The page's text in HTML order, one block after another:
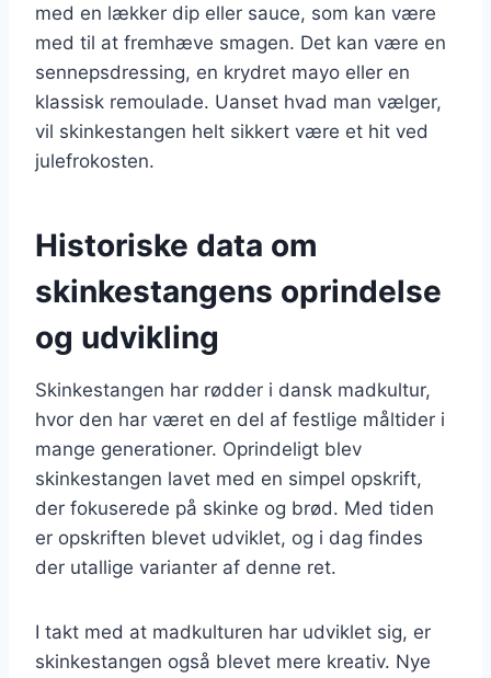
med en lækker dip eller sauce, som kan være
med til at fremhæve smagen. Det kan være en
sennepsdressing, en krydret mayo eller en
klassisk remoulade. Uanset hvad man vælger,
vil skinkestangen helt sikkert være et hit ved
julefrokosten.
Historiske data om
skinkestangens oprindelse
og udvikling
Skinkestangen har rødder i dansk madkultur,
hvor den har været en del af festlige måltider i
mange generationer. Oprindeligt blev
skinkestangen lavet med en simpel opskrift,
der fokuserede på skinke og brød. Med tiden
er opskriften blevet udviklet, og i dag findes
der utallige varianter af denne ret.
I takt med at madkulturen har udviklet sig, er
skinkestangen også blevet mere kreativ. Nye